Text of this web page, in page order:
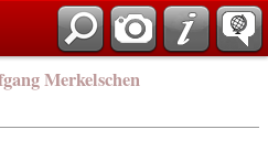
Merkelschen